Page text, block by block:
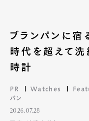
ブランパンに宿
時代を超えて
時計
PR Watches
パン
2026.07.28